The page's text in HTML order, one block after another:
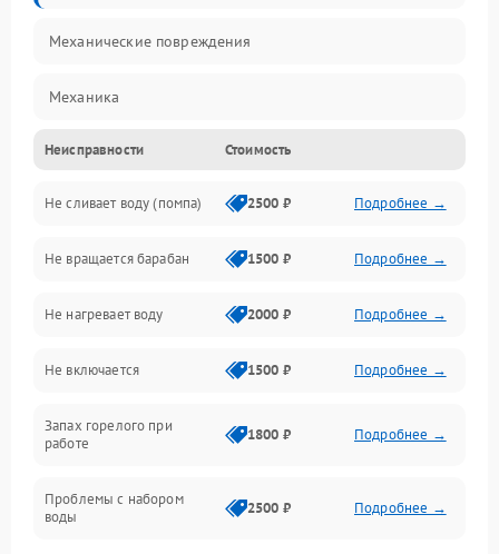
Механические повреждения
Механика
Электропитание
Водоснабжение
Слив
Программное обеспечение
Неисправности Стоимость
Не сливает воду (помпа) 2500 ₽ Подробнее →
Не вращается барабан 1500 ₽ Подробнее →
Не нагревает воду 2000 ₽ Подробнее →
Не включается 1500 ₽ Подробнее →
Запах горелого при
работе
1800 ₽ Подробнее →
Проблемы с набором
воды
2500 ₽ Подробнее →